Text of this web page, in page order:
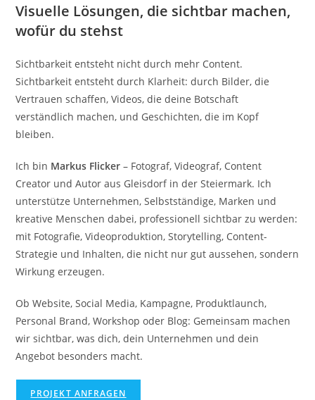
Visuelle Lösungen, die sichtbar machen,
wofür du stehst
Sichtbarkeit entsteht nicht durch mehr Content.
Sichtbarkeit entsteht durch Klarheit: durch Bilder, die
Vertrauen schaffen, Videos, die deine Botschaft
verständlich machen, und Geschichten, die im Kopf
bleiben.
Ich bin Markus Flicker – Fotograf, Videograf, Content
Creator und Autor aus Gleisdorf in der Steiermark. Ich
unterstütze Unternehmen, Selbstständige, Marken und
kreative Menschen dabei, professionell sichtbar zu werden:
mit Fotografie, Videoproduktion, Storytelling, Content-
Strategie und Inhalten, die nicht nur gut aussehen, sondern
Wirkung erzeugen.
Ob Website, Social Media, Kampagne, Produktlaunch,
Personal Brand, Workshop oder Blog: Gemeinsam machen
wir sichtbar, was dich, dein Unternehmen und dein
Angebot besonders macht.
PROJEKT ANFRAGEN